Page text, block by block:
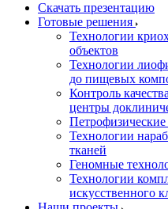
Скачать презентацию
Готовые решения
Технологии
объектов
Технологии
до пищевых
Контроль
центры
Технологии
тканей
Геномные
Технологии
искусственного